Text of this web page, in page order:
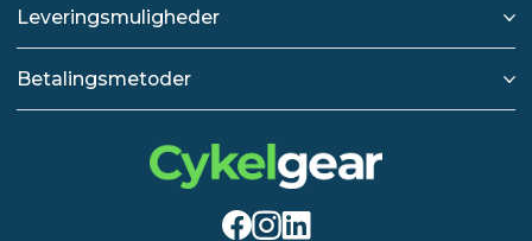
Leveringsmuligheder
Betalingsmetoder